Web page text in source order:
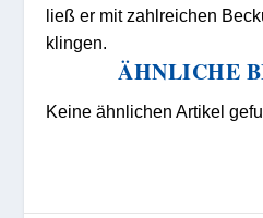
ließ er mit zahlreichen
klingen.
ÄHNLICHE
Keine ähnlichen Artikel